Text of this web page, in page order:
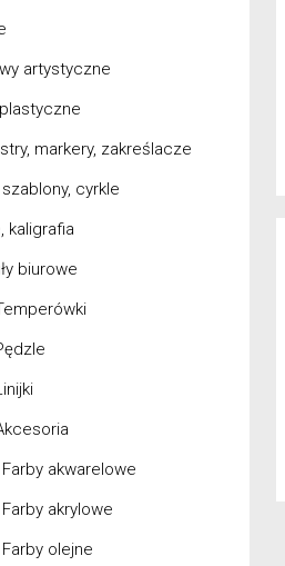
artystyczne
markery, zakreślacze
szablony, cyrkle
kaligrafia
biurowe
Farby akwarelowe
Farby akrylowe
Farby olejne